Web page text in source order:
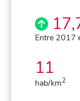
Entre 2017
11
hab/km2